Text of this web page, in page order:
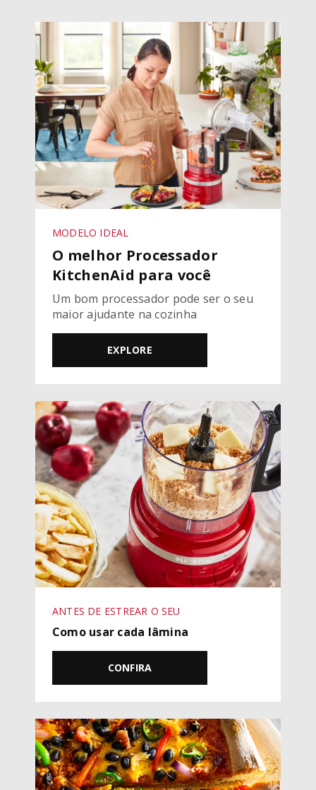
MODELO IDEAL
O melhor Processador
KitchenAid para você
Um bom processador pode ser o seu
maior ajudante na cozinha
EXPLORE
ANTES DE ESTREAR O SEU
Como usar cada lâmina
CONFIRA